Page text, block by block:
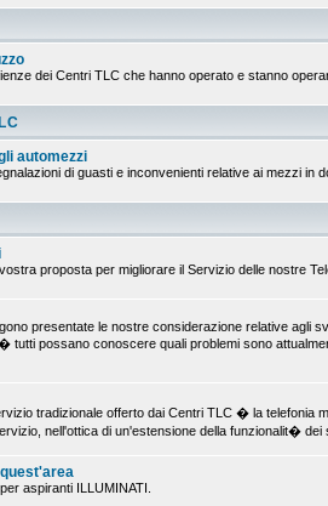
dei Centri TLC che hanno operato e stanno
automezzi
di guasti e inconvenienti relative ai mezzi in
proposta per migliorare il Servizio delle nostre
presentate le nostre considerazione relative agli
tutti possano conoscere quali problemi sono
tradizionale offerto dai Centri TLC � la telefonia
nell'ottica di un'estensione della funzionalit�
aspiranti ILLUMINATI.